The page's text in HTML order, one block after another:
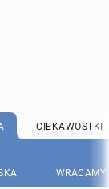
CIEKAWOSTKI
WRACAMY